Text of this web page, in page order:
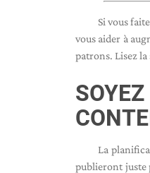
Si vous
vous aider à
patrons. Lisez
La
publieront juste